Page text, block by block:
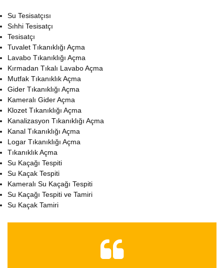
Su Tesisatçısı
Sıhhi Tesisatçı
Tesisatçı
Tuvalet Tıkanıklığı Açma
Lavabo Tıkanıklığı Açma
Kırmadan Tıkalı Lavabo Açma
Mutfak Tıkanıklık Açma
Gider Tıkanıklığı Açma
Kameralı Gider Açma
Klozet Tıkanıklığı Açma
Kanalizasyon Tıkanıklığı Açma
Kanal Tıkanıklığı Açma
Logar Tıkanıklığı Açma
Tıkanıklık Açma
Su Kaçağı Tespiti
Su Kaçak Tespiti
Kameralı Su Kaçağı Tespiti
Su Kaçağı Tespiti ve Tamiri
Su Kaçak Tamiri